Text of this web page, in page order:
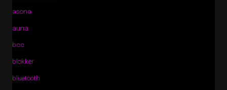
asona
auna
bcc
blokker
bluetooth